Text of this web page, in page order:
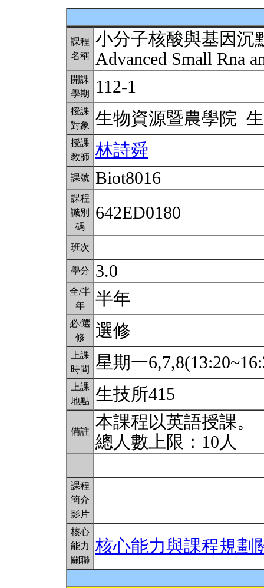
課程
名稱
小分子核酸與基因沉
Advanced Small Rna
開課
學期
112-1
授課
對象
生物資源暨農學院
授課
教師
林詩舜
課號 Biot8016
課程
識別
碼
642ED0180
班次
學分 3.0
全/半
年
半年
必/選
修
選修
上課
時間
星期一
上課
地點 生技所415
備註
本課程以英語授課。
總人數上限：10人
課程
簡介
影片
核心
能力
關聯
核心能力與課程規劃